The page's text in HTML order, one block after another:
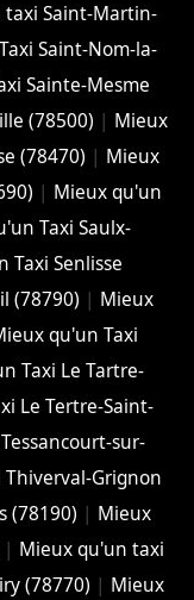
Saint-Martin-
Saint-Nom-la-
Sainte-Mesme
(78500) | Mieux
(78470) | Mieux
| Mieux qu'un
Taxi Saulx-
Taxi Senlisse
(78790) | Mieux
qu'un Taxi
Taxi Le Tartre-
Le Tertre-Saint-
sur-
Grignon
(78190) | Mieux
| Mieux qu'un taxi
(78770) | Mieux